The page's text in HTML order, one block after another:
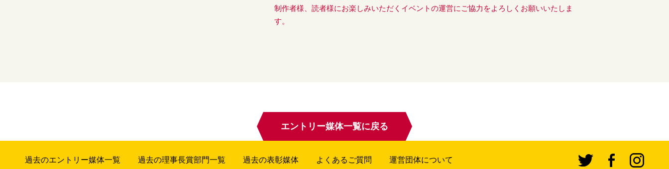
制作者様、読者様にお楽しみいただくイベントの運営にご協力をよろしくお願いいたしま
す。
エントリー媒体一覧に戻る
過去のエントリー媒体一覧 過去の理事長賞部門一覧 過去の表彰媒体 よくあるご質問 運営団体について